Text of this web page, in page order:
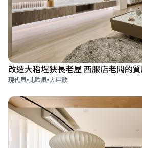
現代風 北歐風 大坪數